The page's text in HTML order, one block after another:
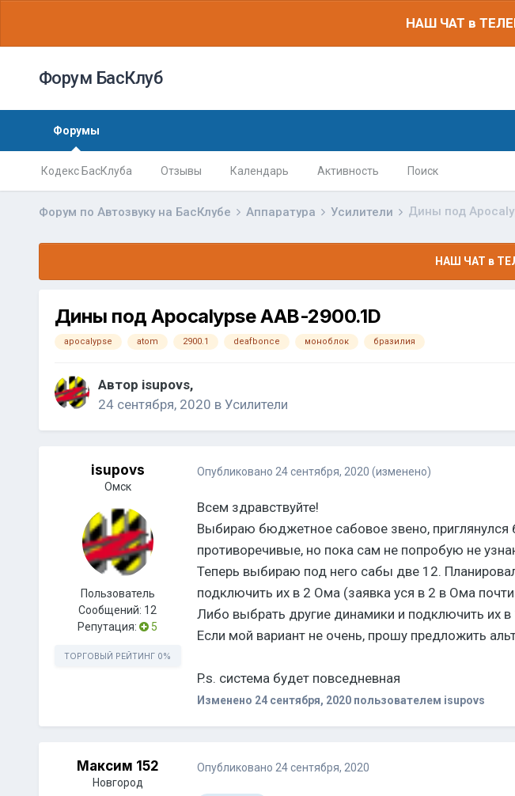
НАШ ЧАТ в
Форум БасКлуб
Форумы
Кодекс БасКлуба Отзывы Календарь Активность Поиск
Форум по Автозвуку на БасКлубе Аппаратура Усилители Дины под
НАШ ЧАТ в
Дины под Apocalypse AAB-2900.1D
apocalypse atom 2900.1 deafbonce моноблок бразилия
Автор isupovs,
24 сентября, 2020 в Усилители
isupovs
Омск
Пользователь
Сообщений: 12
Репутация:
5
ТОРГОВЫЙ РЕЙТИНГ 0%
Опубликовано 24 сентября, 2020 (изменено)
Всем здравствуйте!
Выбираю бюджетное сабовое звено,
противоречивые, но пока сам не попробую не
Теперь выбираю под него сабы две 12.
подключить их в 2 Ома (заявка уся в 2 в Ома
Либо выбрать другие динамики и подключить их
Если мой вариант не очень, прошу предложить
P.s. система будет повседневная
Изменено 24 сентября, 2020пользователем isupovs
Максим 152
Новгород
Опубликовано 24 сентября, 2020